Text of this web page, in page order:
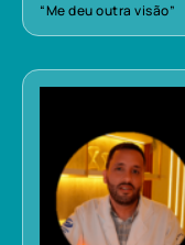
“Me deu outra visão”